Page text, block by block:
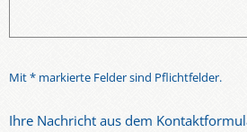
Mit * markierte Felder sind Pflichtfelder.
Ihre Nachricht aus dem